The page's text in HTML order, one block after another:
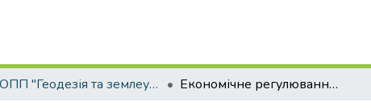
ОПП "Геодезія та землеустрій" Економічне регулювання земельних відносин на основі нормативної грошової оцінки (на прикладі с.Велика Севастянівка Христинівського району Черкаської області)